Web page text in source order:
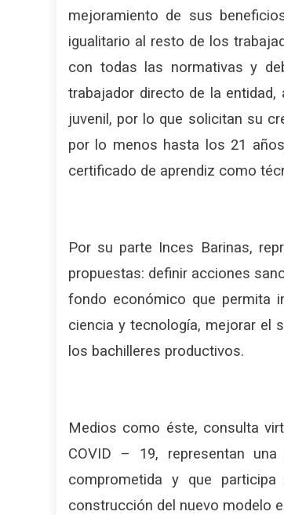
mejoramiento de sus
igualitario al resto de los
con todas las normativas y
trabajador directo de la
juvenil, por lo que solicitan su
por lo menos hasta los 21
certificado de aprendiz como
Por su parte Inces Barinas,
propuestas: definir acciones
fondo económico que permita
ciencia y tecnología, mejorar el
los bachilleres productivos.
Medios como éste, consulta
COVID – 19, representan
comprometida y que
construcción del nuevo modelo